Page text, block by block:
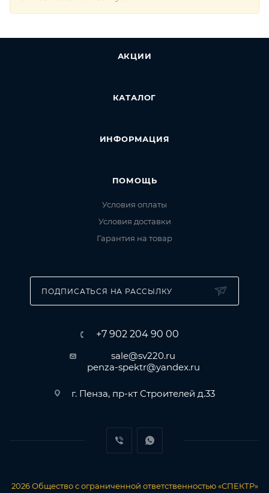
АКЦИИ
КАТАЛОГ
ИНФОРМАЦИЯ
ПОМОЩЬ
Условия оплаты
Условия доставки
Гарантия на товар
ПОДПИСАТЬСЯ НА РАССЫЛКУ
+7 902 204 90 00
sale@sv220.ru
penza-spektr@yandex.ru
г. Пенза, пр-кт Строителей д.33
2026 Общество с ограниченной ответственностью «СПЕКТР»